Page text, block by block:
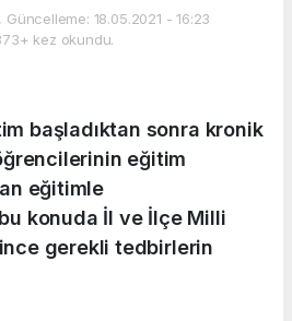
Güncelleme: 18.05.2021 - 16:23
kez okundu.
başladıktan sonra kronik
eğitim
eğitimle
konuda İl ve İlçe Milli
gerekli tedbirlerin